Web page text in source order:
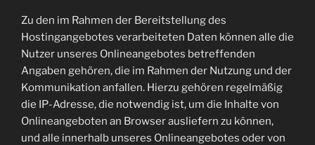
Zu den im Rahmen der Bereitstellung des
Hostingangebotes verarbeiteten Daten können alle die
Nutzer unseres Onlineangebotes betreffenden
Angaben gehören, die im Rahmen der Nutzung und der
Kommunikation anfallen. Hierzu gehören regelmäßig
die IP-Adresse, die notwendig ist, um die Inhalte von
Onlineangeboten an Browser ausliefern zu können,
und alle innerhalb unseres Onlineangebotes oder von